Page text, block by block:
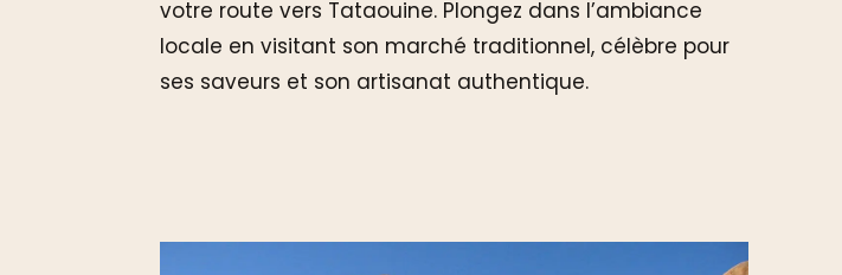
votre route vers Tataouine. Plongez dans l’ambiance
locale en visitant son marché traditionnel, célèbre pour
ses saveurs et son artisanat authentique.